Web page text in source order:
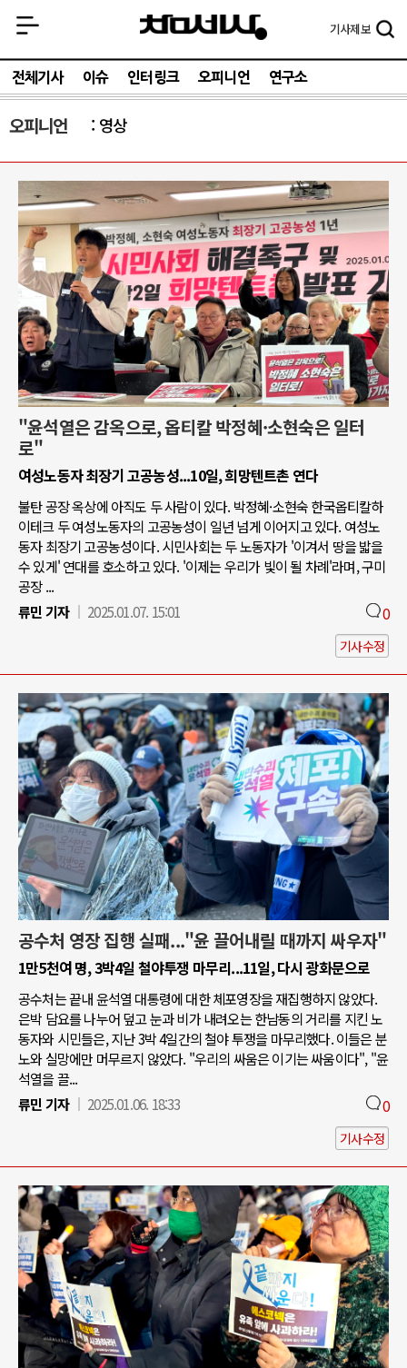
기사제보
전체기사 이슈 인터링크 오피니언 연구소
오피니언 영상
"윤석열은 감옥으로, 옵티칼 박정혜·소현숙은 일터
로"
여성노동자 최장기 고공농성...10일, 희망텐트촌 연다
불탄 공장 옥상에 아직도 두 사람이 있다. 박정혜·소현숙 한국옵티칼하
이테크 두 여성노동자의 고공농성이 일년 넘게 이어지고 있다. 여성노
동자 최장기 고공농성이다. 시민사회는 두 노동자가 '이겨서 땅을 밟을
수 있게' 연대를 호소하고 있다. '이제는 우리가 빛이 될 차례'라며, 구미
공장 ...
류민 기자
2025.01.07. 15:01 0
기사수정
공수처 영장 집행 실패..."윤 끌어내릴 때까지 싸우자"
1만5천여 명, 3박4일 철야투쟁 마무리...11일, 다시 광화문으로
공수처는 끝내 윤석열 대통령에 대한 체포영장을 재집행하지 않았다.
은박 담요를 나누어 덮고 눈과 비가 내려오는 한남동의 거리를 지킨 노
동자와 시민들은, 지난 3박 4일간의 철야 투쟁을 마무리했다. 이들은 분
노와 실망에만 머무르지 않았다. "우리의 싸움은 이기는 싸움이다", "윤
석열을 끌...
류민 기자
2025.01.06. 18:33 0
기사수정